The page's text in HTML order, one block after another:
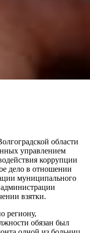
области
управлением
коррупции
дело в отношении
муниципального
администрации
взятки.
региону,
обязан был